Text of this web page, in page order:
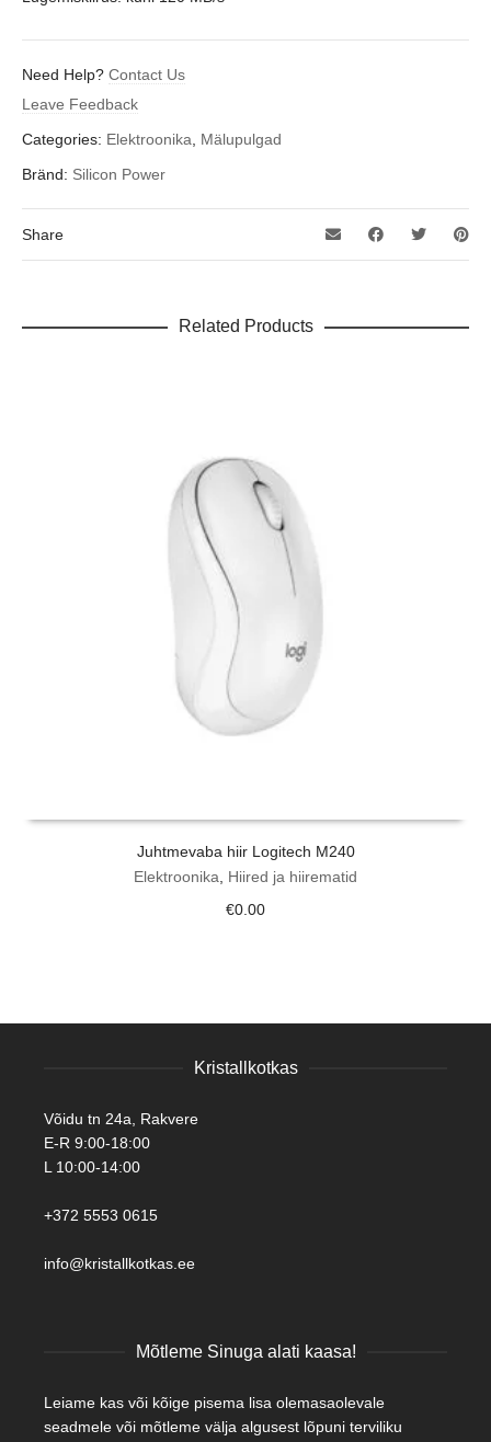
Need Help? Contact Us
Leave Feedback
Categories: Elektroonika, Mälupulgad
Bränd: Silicon Power
Share
Related Products
Juhtmevaba hiir Logitech M240
Elektroonika, Hiired ja hiirematid
€0.00
Kristallkotkas
Võidu tn 24a, Rakvere
E-R 9:00-18:00
L 10:00-14:00
+372 5553 0615
info@kristallkotkas.ee
Mõtleme Sinuga alati kaasa!
Leiame kas või kõige pisema lisa olemasaolevale
seadmele või mõtleme välja algusest lõpuni terviliku